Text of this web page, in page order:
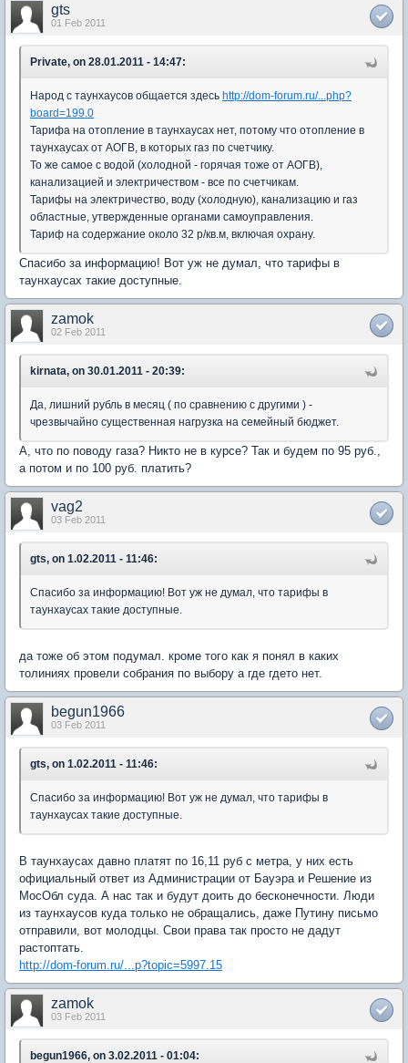
gts
01 Feb 2011
Private, on 28.01.2011 - 14:47:
Народ с таунхаусов общается здесь http://dom-forum.ru/...php?
board=199.0
Тарифа на отопление в таунхаусах нет, потому что отопление в
таунхаусах от АОГВ, в которых газ по счетчику.
То же самое с водой (холодной - горячая тоже от АОГВ),
канализацией и электричеством - все по счетчикам.
Тарифы на электричество, воду (холодную), канализацию и газ
областные, утвержденные органами самоуправления.
Тариф на содержание около 32 р/кв.м, включая охрану.
Спасибо за информацию! Вот уж не думал, что тарифы в
таунхаусах такие доступные.
zamok
02 Feb 2011
kirnata, on 30.01.2011 - 20:39:
Да, лишний рубль в месяц ( по сравнению с другими ) -
чрезвычайно существенная нагрузка на семейный бюджет.
А, что по поводу газа? Никто не в курсе? Так и будем по 95 руб.,
а потом и по 100 руб. платить?
vag2
03 Feb 2011
gts, on 1.02.2011 - 11:46:
Спасибо за информацию! Вот уж не думал, что тарифы в
таунхаусах такие доступные.
да тоже об этом подумал. кроме того как я понял в каких
толиниях провели собрания по выбору а где гдето нет.
begun1966
03 Feb 2011
gts, on 1.02.2011 - 11:46:
Спасибо за информацию! Вот уж не думал, что тарифы в
таунхаусах такие доступные.
В таунхаусах давно платят по 16,11 руб с метра, у них есть
официальный ответ из Администрации от Бауэра и Решение из
МосОбл суда. А нас так и будут доить до бесконечности. Люди
из таунхаусов куда только не обращались, даже Путину письмо
отправили, вот молодцы. Свои права так просто не дадут
растоптать.
http://dom-forum.ru/...p?topic=5997.15
zamok
03 Feb 2011
begun1966, on 3.02.2011 - 01:04: